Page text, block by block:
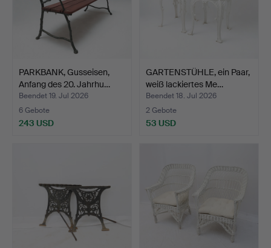
PARKBANK, Gusseisen,
Anfang des 20. Jahrhu…
Beendet 19. Jul 2026
6 Gebote
243 USD
GARTENSTÜHLE, ein Paar,
weiß lackiertes Me…
Beendet 18. Jul 2026
2 Gebote
53 USD